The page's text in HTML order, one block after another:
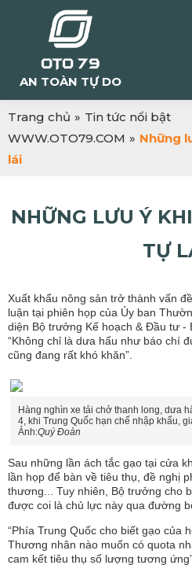
AN TOÀN TỰ DO
Trang chủ » Tin tức nổi bật
WWW.OTO79.COM » Những
lái
NHỮNG LƯU Ý
TỰ
Xuất khẩu nông sản trở thành vấn
luận tại phiên họp của Ủy ban
diện Bộ trưởng Kế hoạch & Đầu tư -
“Không chỉ là dưa hấu như báo chí
cũng đang rất khó khăn”.
Hàng nghìn xe tải chở thanh long, dưa
4, khi Trung Quốc hạn chế nhập khẩu,
Ảnh:Quý Đoàn
Sau những lần ách tắc gạo tại cửa
lần họp để bàn về tiêu thụ, đề nghị
thương... Tuy nhiên, Bộ trưởng cho
được coi là chủ lực này qua đường
“Phía Trung Quốc cho biết gạo của
Thương nhân nào muốn có quota
cam kết tiêu thụ số lượng tương